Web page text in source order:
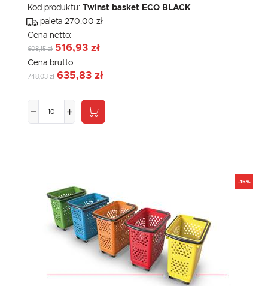
Kod produktu: Twinst basket ECO BLACK
paleta 270.00 zł
Cena netto:
608,15 zł 516,93 zł
Cena brutto:
748,03 zł 635,83 zł
-15%